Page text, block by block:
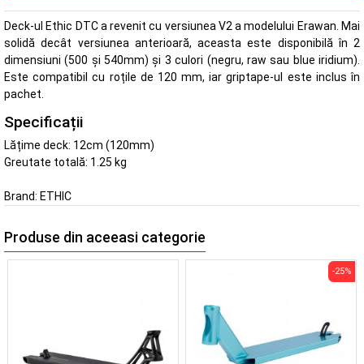
Deck-ul Ethic DTC a revenit cu versiunea V2 a modelului Erawan. Mai
solidă decât versiunea anterioară, aceasta este disponibilă în 2
dimensiuni (500 și 540mm) și 3 culori (negru, raw sau blue iridium).
Este compatibil cu roțile de 120 mm, iar griptape-ul este inclus în
pachet.
Specificații
Lățime deck: 12cm (120mm)
Greutate totală: 1.25 kg
Brand: ETHIC
Produse din aceeasi categorie
-25%